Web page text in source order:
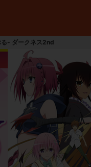
- ダークネス2nd